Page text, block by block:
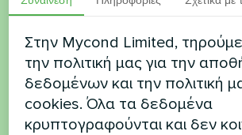
Θέλετε να
έχετε ερωτήσεις
Επικοινωνήστε μαζί μας και
βοηθήσουμε
Στην Mycond Limited,
την πολιτική μας για την
δεδομένων και την πολιτική
cookies. Όλα τα δεδομένα
κρυπτογραφούνται και δεν